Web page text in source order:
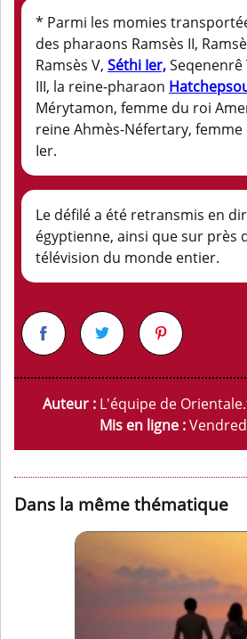
* Parmi les momies
des pharaons Ramsès II,
Ramsès V, Séthi Ier,Seqenenrê
III, la reine-pharaon
Mérytamon, femme du roi
reine Ahmès-Néfertary,
Ier.
Le défilé a été retransmis en
égyptienne, ainsi que sur près
télévision du monde entier.
Auteur : L'équipe de
Mis en ligne :
Dans la même thématique